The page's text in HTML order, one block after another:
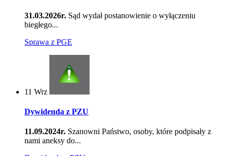
31.03.2026r. Sąd wydał postanowienie o wyłączeniu
biegłego...
Sprawa z PGE
11 Wrz
Dywidenda z PZU
11.09.2024r. Szanowni Państwo, osoby, które podpisały z
nami aneksy do...